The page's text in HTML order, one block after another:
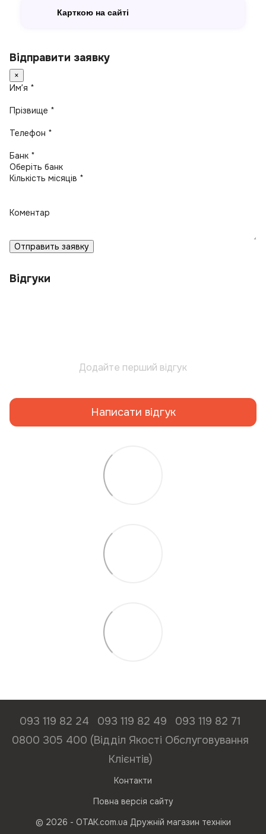
Карткою на сайті
Відправити заявку
×
Имʼя *
Прізвище *
Телефон *
Банк *
Кількість місяців *
Коментар
Отправить заявку
Відгуки
Додайте перший відгук
Написати відгук
093 119 82 24 093 119 82 49
093 119 82 71
0800 305 400 (Відділ Якості Обслуговування
Клієнтів)
Контакти
Повна версія сайту
© 2026 - ОТАК.com.ua Дружній магазин техніки